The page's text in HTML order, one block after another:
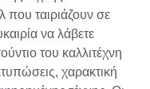
που ταιριάζουν σε
να λάβετε
του καλλιτέχνη
χαρακτική